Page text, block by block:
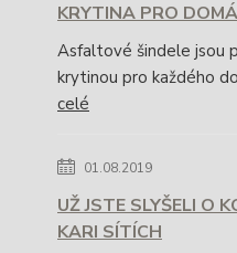
KRYTINA PRO
Asfaltové šindele jsou
krytinou pro každého
celé
01.08.2019
UŽ JSTE SLYŠELI O
KARI SÍTÍCH